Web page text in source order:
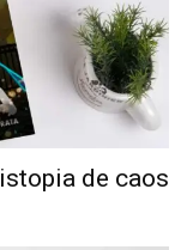
de caos